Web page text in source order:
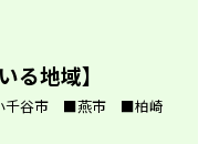
る地域】
谷市 ■燕市 ■柏崎